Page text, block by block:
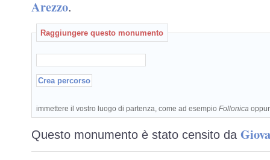
Arezzo.
Raggiungere questo monumento
immettere il vostro luogo di partenza, come ad esempio Follonica
Questo monumento è stato censito da